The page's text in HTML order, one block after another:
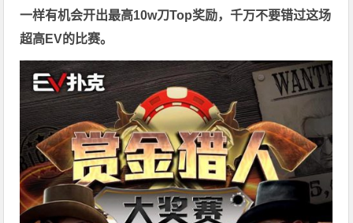
一样有机会开出最高10w刀Top奖励，千万不要错过这场
超高EV的比赛。